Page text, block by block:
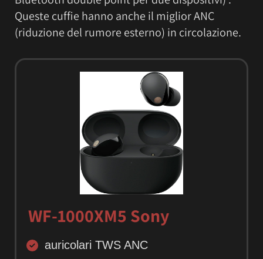
Queste cuffie hanno anche il miglior ANC
(riduzione del rumore esterno) in circolazione.
WF-1000XM5 Sony
auricolari TWS ANC